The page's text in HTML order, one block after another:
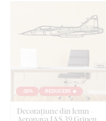
-30% REDUCERI 🔥
Decorațiune din lemn -
Aeronava JAS 39 Gripen